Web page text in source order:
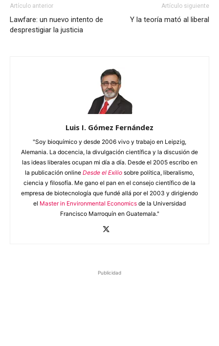
Artículo anterior
Lawfare: un nuevo intento de
desprestigiar la justicia
Artículo siguiente
Y la teoría mató al liberal
Luis I. Gómez Fernández
"Soy bioquímico y desde 2006 vivo y trabajo en Leipzig,
Alemania. La docencia, la divulgación científica y la discusión de
las ideas liberales ocupan mi día a día. Desde el 2005 escribo en
la publicación online Desde el Exilio sobre política, liberalismo,
ciencia y filosofía. Me gano el pan en el consejo científico de la
empresa de biotecnología que fundé allá por el 2003 y dirigiendo
el Master in Environmental Economics de la Universidad
Francisco Marroquín en Guatemala."
Publicidad